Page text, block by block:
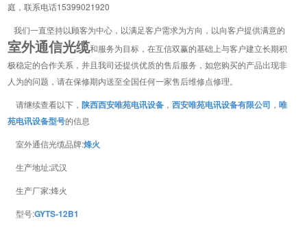
庭，联系电话15399021920
我们一直坚持以顾客为中心，以满足客户需求为方向，以向客户提供满意的
室外通信光缆和服务为目标，在互信双赢的基础上与客户建立长期积
极稳定的合作关系，并且我司还提供优质的售后服务，如您购买的产品出现非
人为的问题，请在保修期内送至全国任何一家售后维修点修理。
请继续查看以下， 陕西西安唯苑电讯设备， 西安唯苑电讯设备有限公司 ， 唯
苑电讯设备型号的信息
室外通信光缆品牌:烽火
生产地址:武汉
生产厂家:烽火
型号:GYTS-12B1